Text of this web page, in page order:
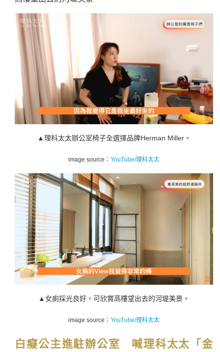
▲理科太太辦公室椅子全選擇品牌Herman Miller。
image source： YouTube/理科太太
▲女廁採光良好，可欣賞高樓望出去的河堤美景 。
image source： YouTube/理科太太
白癡公主進駐辦公室 喊理科太太「金